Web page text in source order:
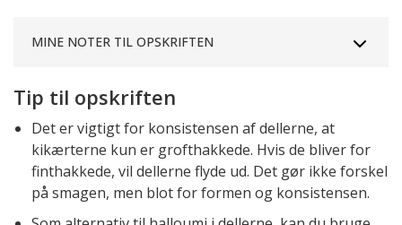
MINE NOTER TIL OPSKRIFTEN
Tip til opskriften
Det er vigtigt for konsistensen af dellerne, at
kikærterne kun er grofthakkede. Hvis de bliver for
finthakkede, vil dellerne flyde ud. Det gør ikke forskel
på smagen, men blot for formen og konsistensen.